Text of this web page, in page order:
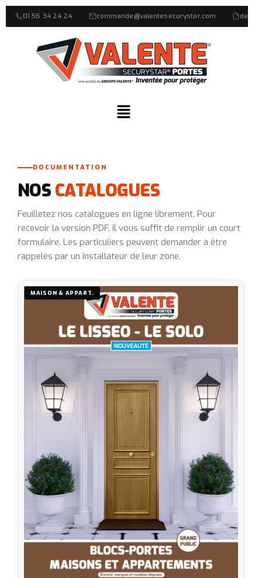
01 56 34 24 24 commande@valentesecurystar.com
DOCUMENTATION
NOS CATALOGUES
Feuilletez nos catalogues en ligne librement. Pour
recevoir la version PDF, il vous suffit de remplir un court
formulaire. Les particuliers peuvent demander à être
rappelés par un installateur de leur zone.
MAISON & APPART.